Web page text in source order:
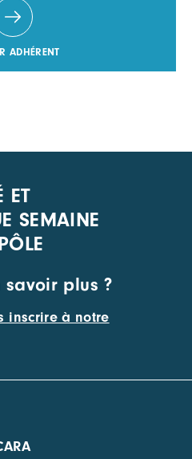
ADHÉRENT
ET
SEMAINE
savoir plus ?
inscrire à notre